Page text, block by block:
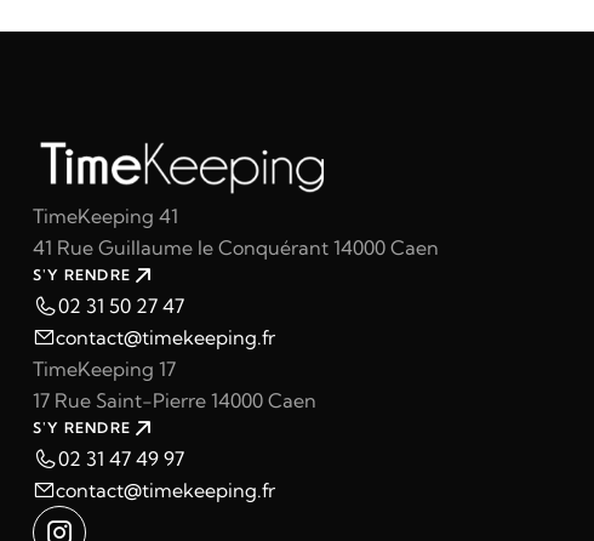
TimeKeeping 41
41 Rue Guillaume le Conquérant 14000 Caen
S'Y RENDRE
02 31 50 27 47
contact@timekeeping.fr
TimeKeeping 17
17 Rue Saint-Pierre 14000 Caen
S'Y RENDRE
02 31 47 49 97
contact@timekeeping.fr